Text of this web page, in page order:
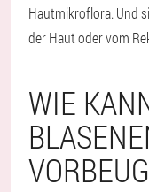
Hautmikroflora. Und
der Haut oder vom
WIE